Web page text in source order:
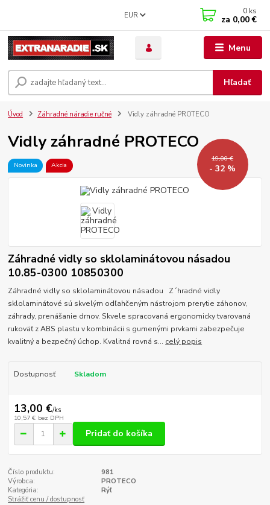
Menu
EUR
Hľadať
0 ks
za 0,00 €
Úvod Záhradné náradie ručné Vidly záhradné PROTECO
Vidly záhradné PROTECO
Novinka Akcia
19,00 €
- 32 %
Záhradné vidly so sklolaminátovou násadou
10.85-0300 10850300
Záhradné vidly so sklolaminátovou násadou Z´hradné vidly
sklolaminátové sú skvelým odľahčeným nástrojom prerytie záhonov,
záhrady, prenášanie drnov. Skvele spracovaná ergonomicky tvarovaná
rukoväť z ABS plastu v kombinácii s gumenými prvkami zabezpečuje
kvalitný a bezpečný úchop. Kvalitná rovná s... celý popis
Dostupnosť Skladom
13,00 €/ks
10,57 € bez DPH
Pridať do košíka
Číslo produktu:
981
Výrobca:
PROTECO
Kategória:
Rýľ
Strážiť cenu / dostupnosť